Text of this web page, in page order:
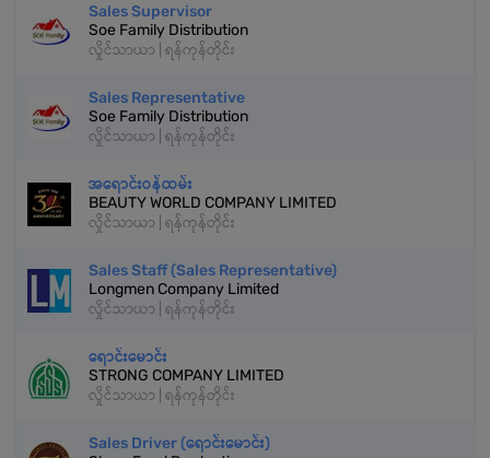
Sales Supervisor
Soe Family Distribution
လှိုင်သာယာ | ရန်ကုန်တိုင်း
Sales Representative
Soe Family Distribution
လှိုင်သာယာ | ရန်ကုန်တိုင်း
အရောင်းဝန်ထမ်း
BEAUTY WORLD COMPANY LIMITED
လှိုင်သာယာ | ရန်ကုန်တိုင်း
Sales Staff (Sales Representative)
Longmen Company Limited
လှိုင်သာယာ | ရန်ကုန်တိုင်း
ရောင်းမောင်း
STRONG COMPANY LIMITED
လှိုင်သာယာ | ရန်ကုန်တိုင်း
Sales Driver (ရောင်းမောင်း)